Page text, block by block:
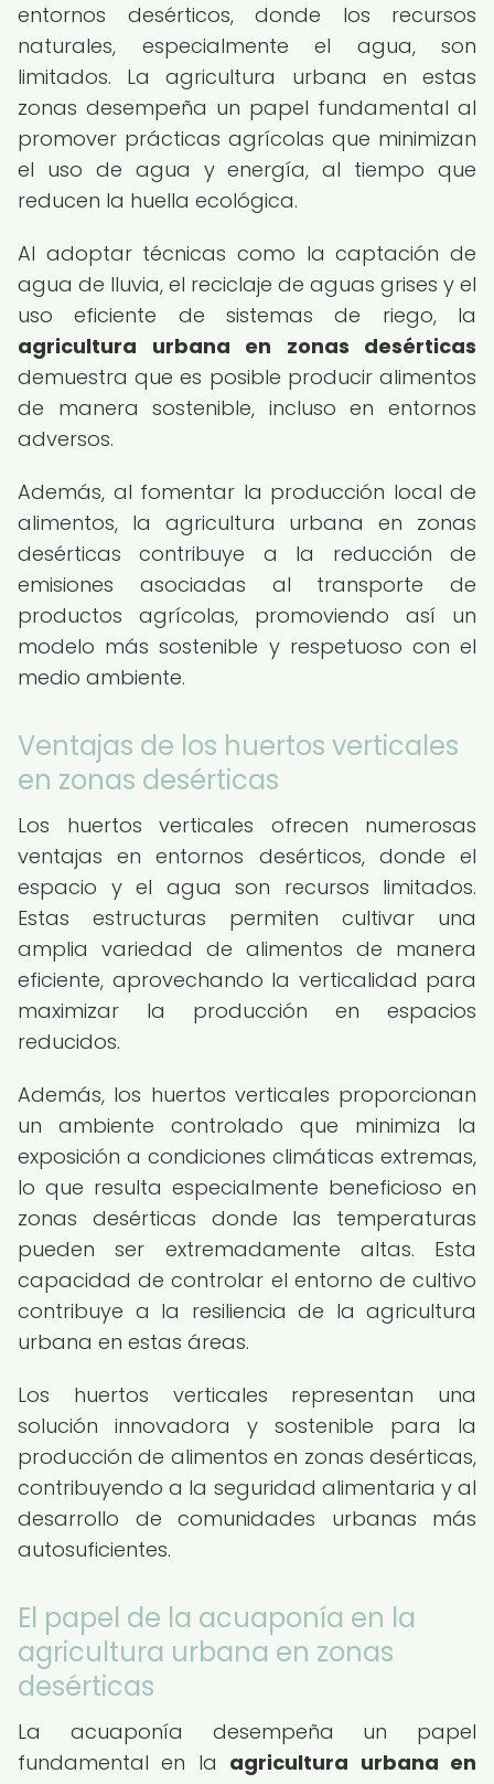
entornos desérticos, donde los recursos
naturales, especialmente el agua, son
limitados. La agricultura urbana en estas
zonas desempeña un papel fundamental al
promover prácticas agrícolas que minimizan
el uso de agua y energía, al tiempo que
reducen la huella ecológica.
Al adoptar técnicas como la captación de
agua de lluvia, el reciclaje de aguas grises y el
uso eficiente de sistemas de riego, la
agricultura urbana en zonas desérticas
demuestra que es posible producir alimentos
de manera sostenible, incluso en entornos
adversos.
Además, al fomentar la producción local de
alimentos, la agricultura urbana en zonas
desérticas contribuye a la reducción de
emisiones asociadas al transporte de
productos agrícolas, promoviendo así un
modelo más sostenible y respetuoso con el
medio ambiente.
Ventajas de los huertos verticales
en zonas desérticas
Los huertos verticales ofrecen numerosas
ventajas en entornos desérticos, donde el
espacio y el agua son recursos limitados.
Estas estructuras permiten cultivar una
amplia variedad de alimentos de manera
eficiente, aprovechando la verticalidad para
maximizar la producción en espacios
reducidos.
Además, los huertos verticales proporcionan
un ambiente controlado que minimiza la
exposición a condiciones climáticas extremas,
lo que resulta especialmente beneficioso en
zonas desérticas donde las temperaturas
pueden ser extremadamente altas. Esta
capacidad de controlar el entorno de cultivo
contribuye a la resiliencia de la agricultura
urbana en estas áreas.
Los huertos verticales representan una
solución innovadora y sostenible para la
producción de alimentos en zonas desérticas,
contribuyendo a la seguridad alimentaria y al
desarrollo de comunidades urbanas más
autosuficientes.
El papel de la acuaponía en la
agricultura urbana en zonas
desérticas
La acuaponía desempeña un papel
fundamental en la agricultura urbana en